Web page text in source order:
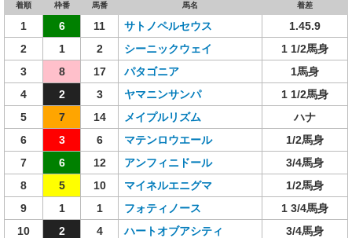
着順 枠番 馬番 馬名 着差
1 6 11 サトノペルセウス
1.45.9
2
1 2 シーニックウェイ
1 1/2馬身
3
8 17 パタゴニア
1馬身
4
2 3 ヤマニンサンパ
1 1/2馬身
5
7 14 メイプルリズム
ハナ
6
3 6 マテンロウエール
1/2馬身
7
6 12 アンフィニドール
3/4馬身
8
5 10 マイネルエニグマ
1/2馬身
9
1 1 フォティノース
1 3/4馬身
10
2 4 ハートオブアシティ
3/4馬身